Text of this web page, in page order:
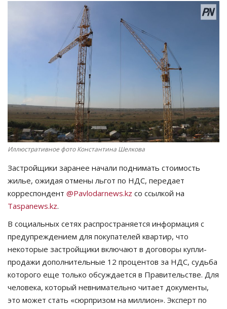
СПЕЦПРОЕКТЫ
Чек-лист
РАЗВЛЕЧЕНИЯ
OFFICIAL
Курултай
Язык
Иллюстративное фото Константина Шелкова
Застройщики заранее начали поднимать стоимость
жилье, ожидая отмены льгот по НДС, передает
корреспондент @Pavlodarnews.kz со ссылкой на
Taspanews.kz.
В социальных сетях распространяется информация с
предупреждением для покупателей квартир, что
некоторые застройщики включают в договоры купли-
продажи дополнительные 12 процентов за НДС, судьба
которого еще только обсуждается в Правительстве. Для
человека, который невнимательно читает документы,
это может стать «сюрпризом на миллион». Эксперт по